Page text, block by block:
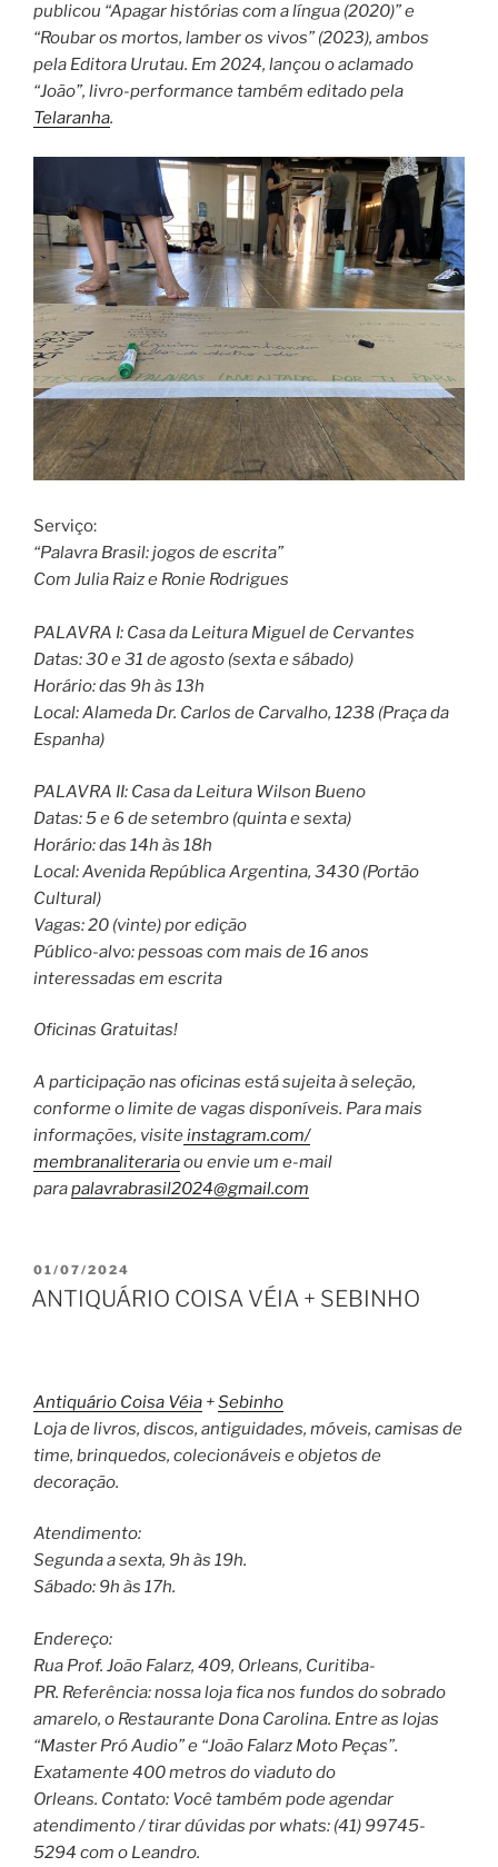
publicou “Apagar histórias com a língua (2020)” e
“Roubar os mortos, lamber os vivos” (2023), ambos
pela Editora Urutau. Em 2024, lançou o aclamado
“João”, livro-performance também editado pela
Telaranha.
Serviço:
“Palavra Brasil: jogos de escrita”
Com Julia Raiz e Ronie Rodrigues
PALAVRA I: Casa da Leitura Miguel de Cervantes
Datas: 30 e 31 de agosto (sexta e sábado)
Horário: das 9h às 13h
Local: Alameda Dr. Carlos de Carvalho, 1238 (Praça da
Espanha)
PALAVRA II: Casa da Leitura Wilson Bueno
Datas: 5 e 6 de setembro (quinta e sexta)
Horário: das 14h às 18h
Local: Avenida República Argentina, 3430 (Portão
Cultural)
Vagas: 20 (vinte) por edição
Público-alvo: pessoas com mais de 16 anos
interessadas em escrita
Oficinas Gratuitas!
A participação nas oficinas está sujeita à seleção,
conforme o limite de vagas disponíveis. Para mais
informações, visiteinstagram.com/
membranaliterariaou envie um e-mail
parapalavrabrasil2024@gmail.com
PUBLICADO
EM
01/07/2024
ANTIQUÁRIO COISA VÉIA + SEBINHO
Antiquário Coisa Véia +Sebinho
Loja de livros, discos, antiguidades, móveis, camisas de
time, brinquedos, colecionáveis e objetos de
decoração.
Atendimento:
Segunda a sexta, 9h às 19h.
Sábado: 9h às 17h.
Endereço:
Rua Prof. João Falarz, 409, Orleans, Curitiba-
PR. Referência: nossa loja fica nos fundos do sobrado
amarelo, o Restaurante Dona Carolina. Entre as lojas
“Master Pró Audio” e “João Falarz Moto Peças”.
Exatamente 400 metros do viaduto do
Orleans. Contato: Você também pode agendar
atendimento / tirar dúvidas por whats: (41) 99745-
5294 com o Leandro.